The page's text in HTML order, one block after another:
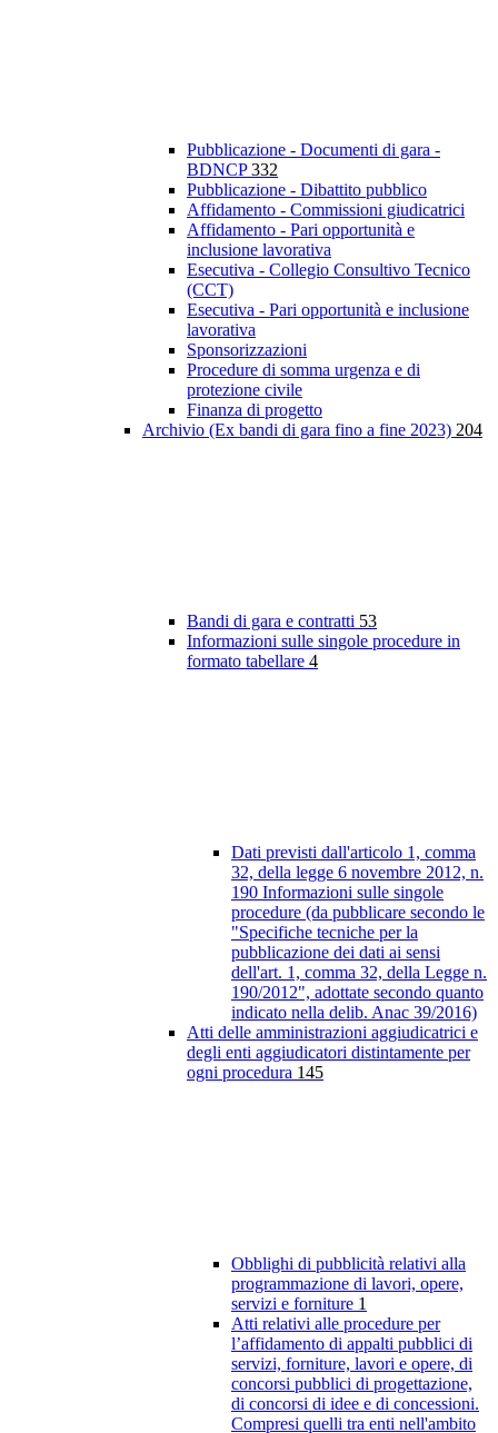
Pubblicazione - Documenti di gara -
BDNCP332
Pubblicazione - Dibattito pubblico
Affidamento - Commissioni giudicatrici
Affidamento - Pari opportunità e
inclusione lavorativa
Esecutiva - Collegio Consultivo Tecnico
(CCT)
Esecutiva - Pari opportunità e inclusione
lavorativa
Sponsorizzazioni
Procedure di somma urgenza e di
protezione civile
Finanza di progetto
Archivio (Ex bandi di gara fino a fine 2023) 204
Bandi di gara e contratti 53
Informazioni sulle singole procedure in
formato tabellare 4
Dati previsti dall'articolo 1, comma
32, della legge 6 novembre 2012, n.
190 Informazioni sulle singole
procedure (da pubblicare secondo le
"Specifiche tecniche per la
pubblicazione dei dati ai sensi
dell'art. 1, comma 32, della Legge n.
190/2012", adottate secondo quanto
indicato nella delib. Anac 39/2016)
Atti delle amministrazioni aggiudicatrici e
degli enti aggiudicatori distintamente per
ogni procedura 145
Obblighi di pubblicità relativi alla
programmazione di lavori, opere,
servizi e forniture 1
Atti relativi alle procedure per
l’affidamento di appalti pubblici di
servizi, forniture, lavori e opere, di
concorsi pubblici di progettazione,
di concorsi di idee e di concessioni.
Compresi quelli tra enti nell'ambito